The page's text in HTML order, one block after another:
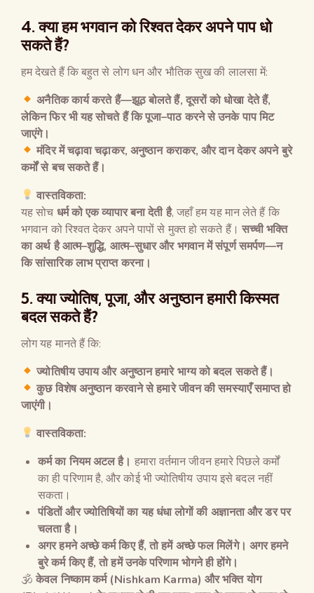
4.क्या हम भगवान को रिश्वत देकर अपने पाप धो
सकते हैं?
हम देखते हैं कि बहुत से लोग धन और भौतिक सुख की लालसा में:
अनैतिक कार्य करते हैं—झूठ बोलते हैं, दूसरों को धोखा देते हैं,
लेकिन फिर भी यह सोचते हैं कि पूजा–पाठ करने से उनके पाप मिट
जाएंगे।
मंदिर में चढ़ावा चढ़ाकर, अनुष्ठान कराकर,और दान देकर अपने बुरे
कर्मों से बच सकते हैं।
वास्तविकता:
यह सोच धर्म को एक व्यापार बना देती है, जहाँ हम यह मान लेते हैं कि
भगवान को रिश्वत देकर अपने पापों से मुक्त हो सकते हैं। सच्ची भक्ति
का अर्थ है आत्म–शुद्धि, आत्म–सुधार और भगवान में संपूर्ण समर्पण—न
कि सांसारिक लाभ प्राप्त करना।
5.क्या ज्योतिष,पूजा, और अनुष्ठान हमारी किस्मत
बदल सकते हैं?
लोग यह मानते हैं कि:
ज्योतिषीय उपाय और अनुष्ठान हमारे भाग्य को बदल सकते हैं।
कुछ विशेष अनुष्ठान करवाने से हमारे जीवन की समस्याएँ समाप्त हो
जाएंगी।
वास्तविकता:
कर्म का नियम अटल है। हमारा वर्तमान जीवन हमारे पिछले कर्मों
का ही परिणाम है, और कोई भी ज्योतिषीय उपाय इसे बदल नहीं
सकता।
पंडितों और ज्योतिषियों का यह धंधा लोगों की अज्ञानता और डर पर
चलता है।
अगर हमने अच्छे कर्म किए हैं,तो हमें अच्छे फल मिलेंगे। अगर हमने
बुरे कर्म किए हैं,तो हमें उनके परिणाम भोगने ही होंगे।
🕉केवल निष्काम कर्म (Nishkam Karma)और भक्ति योग